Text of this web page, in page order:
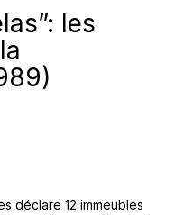
les
déclare 12 immeubles